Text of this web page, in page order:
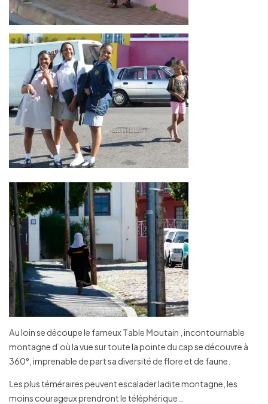
Au loin se découpe le fameuxTable Moutain , incontournable
montagne d’où la vue sur toute la pointe du cap se découvre à
360°, imprenable de part sa diversité de flore et de faune.
Les plus téméraires peuvent escalader ladite montagne, les
moins courageux prendront le téléphérique…